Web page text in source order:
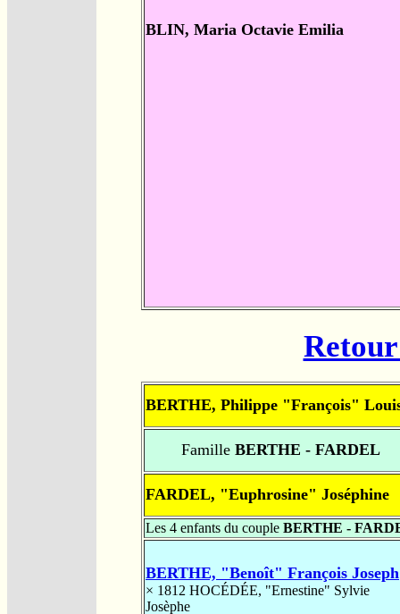
BLIN, Maria Octavie Emilia
BERTHE, Philippe "François"
Famille BERTHE - FARDEL
FARDEL, "Euphrosine" Joséphine
Les 4 enfants du couple BERTHE -
BERTHE, "Benoît" François Joseph
× 1812 HOCÉDÉE, "Ernestine" Sylvie
Josèphe